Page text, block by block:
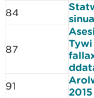
84
87
Tywi
91
2015